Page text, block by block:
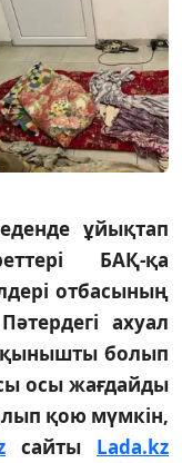
ұйықтап
БАҚ-қа
отбасының
ахуал
болып
осы жағдайды
қою мүмкін,
сайты Lada.kz